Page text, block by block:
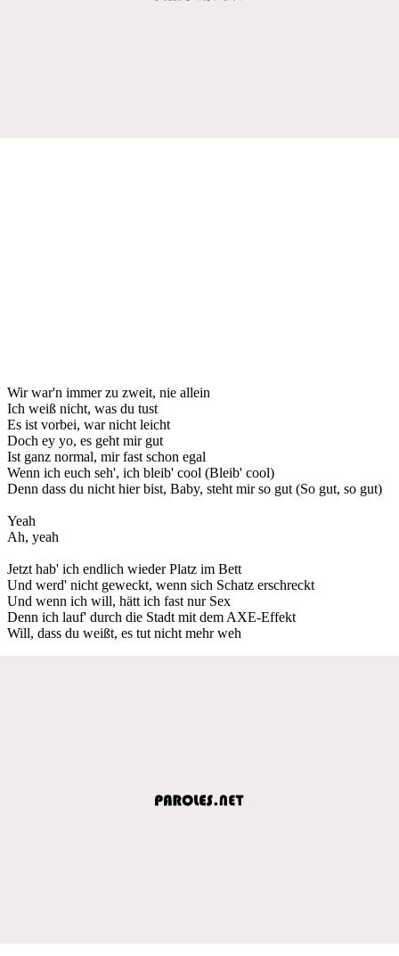
Wir war'n immer zu zweit, nie allein
Ich weiß nicht, was du tust
Es ist vorbei, war nicht leicht
Doch ey yo, es geht mir gut
Ist ganz normal, mir fast schon egal
Wenn ich euch seh', ich bleib' cool (Bleib' cool)
Denn dass du nicht hier bist, Baby, steht mir so gut (So gut, so gut)
Yeah
Ah, yeah
Jetzt hab' ich endlich wieder Platz im Bett
Und werd' nicht geweckt, wenn sich Schatz erschreckt
Und wenn ich will, hätt ich fast nur Sex
Denn ich lauf' durch die Stadt mit dem AXE-Effekt
Will, dass du weißt, es tut nicht mehr weh